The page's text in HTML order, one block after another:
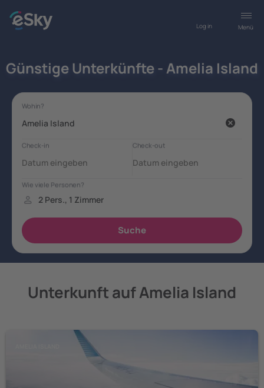
Menü
Log in
Günstige Unterkünfte - Amelia Island
Unterkunft auf Amelia Island